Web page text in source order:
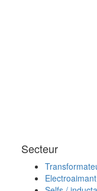
Secteur
Electroaimant